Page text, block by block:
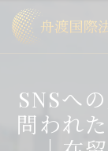
SNSへ
問われ